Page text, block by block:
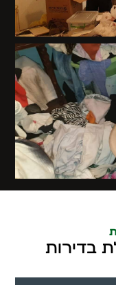
בדירות